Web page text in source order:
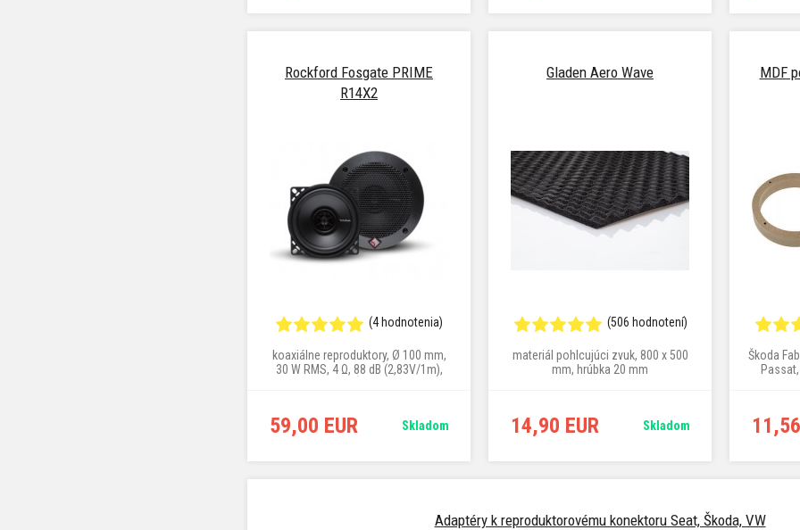
Rockford Fosgate PRIME
R14X2
(4 hodnotenia)
koaxiálne reproduktory, Ø 100 mm,
30 W RMS, 4 Ω, 88 dB (2,83V/1m),
59,00 EUR Skladom
Gladen Aero Wave
(506 hodnotení)
materiál pohlcujúci zvuk, 800 x 500
mm, hrúbka 20 mm
14,90 EUR Skladom
MDF
Škoda
Adaptéry k reproduktorovému konektoru Seat, Škoda, VW